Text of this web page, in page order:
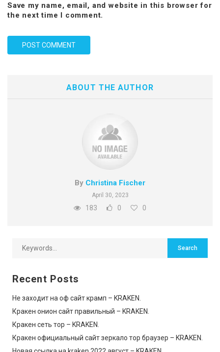
Save my name, email, and website in this browser for
the next time I comment.
ABOUT THE AUTHOR
By Christina Fischer
April 30, 2023
183 0 0
Recent Posts
Не заходит на оф сайт крамп – KRAKEN.
Кракен онион сайт правильный – KRAKEN.
Кракен сеть тор – KRAKEN.
Кракен официальный сайт зеркало тор браузер – KRAKEN.